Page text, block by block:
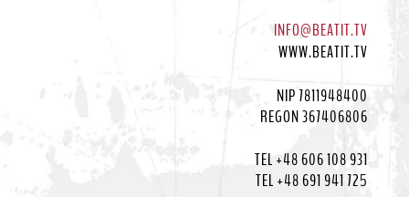
INFO@BEATIT.TV
WWW.BEATIT.TV
NIP 7811948400
REGON 367406806
TEL +48 606 108 931
TEL +48 691 941 725